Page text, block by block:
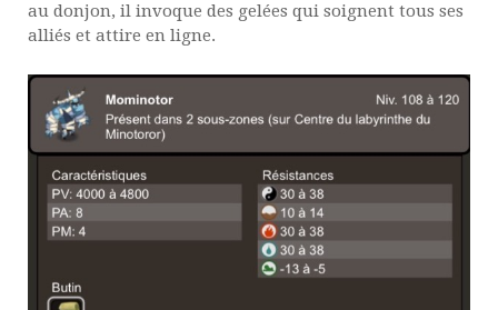
au donjon, il invoque des gelées qui soignent tous ses
alliés et attire en ligne.